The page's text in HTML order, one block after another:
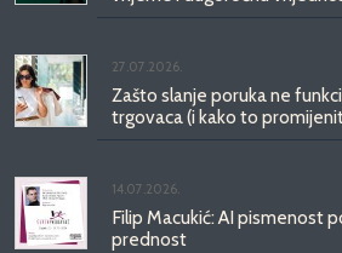
27.07.2026.
Zašto slanje poruka ne
trgovaca (i kako to
14.07.2026.
Filip Macukić: AI pismenost
prednost